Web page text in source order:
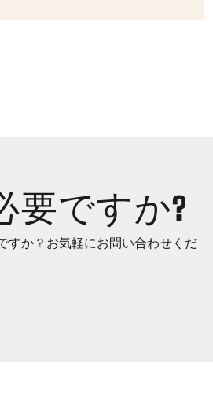
要ですか?
すか？お気軽にお問い合わせくだ